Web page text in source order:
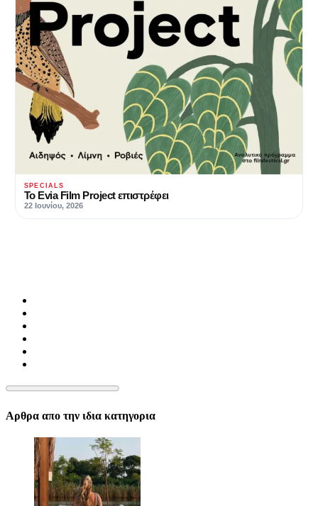
SPECIALS
Το Evia Film Project επιστρέφει
22 Ιουνίου, 2026
Αρθρα απο την ιδια κατηγορια